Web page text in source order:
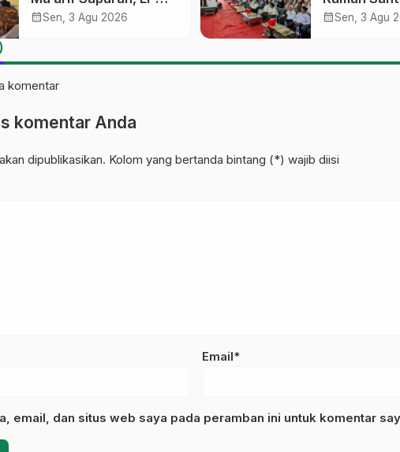
Ma’arif NU Wonosobo
calendar_monthSen, 3 Agu 2026
Gelar
calendar_monthSen, 3 Agu
komentar
komentar Anda
dipublikasikan. Kolom yang bertanda bintang (*) wajib diisi
Email*
email, dan situs web saya pada peramban ini untuk komentar